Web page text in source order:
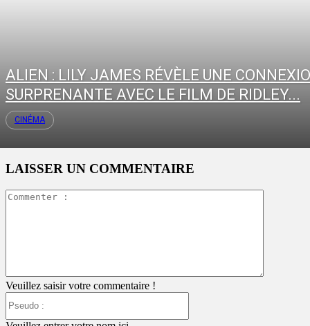
ALIEN : LILY JAMES RÉVÈLE UNE
SURPRENANTE AVEC LE FILM DE RIDLEY...
CINÉMA
LAISSER UN COMMENTAIRE
Veuillez saisir votre commentaire !